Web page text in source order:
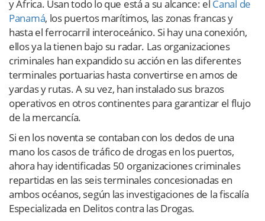
y África. Usan todo lo que está a su alcance: el Canal de
Panamá, los puertos marítimos, las zonas francas y
hasta el ferrocarril interoceánico. Si hay una conexión,
ellos ya la tienen bajo su radar. Las organizaciones
criminales han expandido su acción en las diferentes
terminales portuarias hasta convertirse en amos de
yardas y rutas. A su vez, han instalado sus brazos
operativos en otros continentes para garantizar el flujo
de la mercancía.
Si en los noventa se contaban con los dedos de una
mano los casos de tráfico de drogas en los puertos,
ahora hay identificadas 50 organizaciones criminales
repartidas en las seis terminales concesionadas en
ambos océanos, según las investigaciones de la fiscalía
Especializada en Delitos contra las Drogas.